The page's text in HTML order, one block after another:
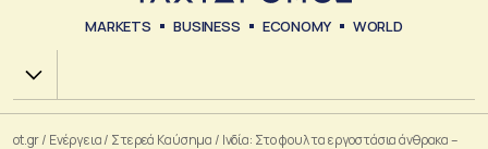
MARKETS BUSINESS ECONOMY WORLD
Χ.Α.
ot.gr/ Ενέργεια/ Στερεά Καύσημα / Ινδία: Στο φουλ τα εργοστάσια άνθρακα –